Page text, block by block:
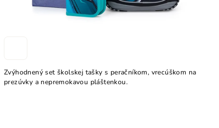
Zvýhodnený set školskej tašky s peračníkom, vrecúškom na
prezúvky a nepremokavou pláštenkou.